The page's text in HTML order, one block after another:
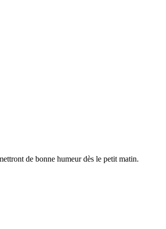
de bonne humeur dès le petit matin.